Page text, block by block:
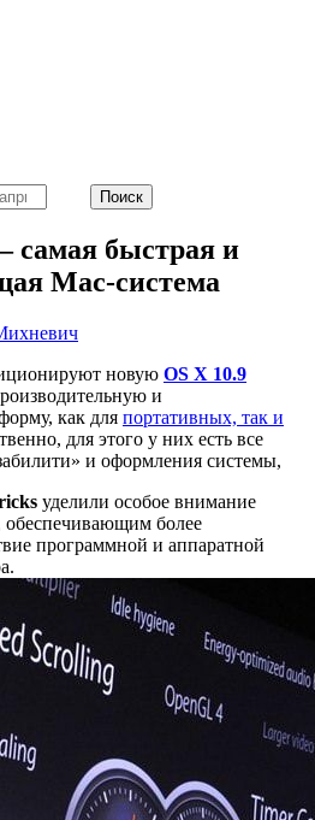
самая быстрая и
Mac-система
новую OS X 10.9
и
как для портативных, так и
для этого у них есть все
и оформления системы,
уделили особое внимание
более
программной и аппаратной